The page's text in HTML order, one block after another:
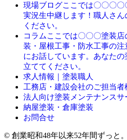
現場ブログここでは〇〇〇
実況生中継します！職人さ
ください。
コラム ここでは〇〇〇塗装
装・屋根工事・防水工事の
にお話しています。あなた
立ててください。
求人情報｜塗装職人
工務店・建設会社のご担当者
法人向け塗装メンテナンスサ
納屋塗装・倉庫塗装
お問合せ
© 創業昭和48年以来52年間ずっと